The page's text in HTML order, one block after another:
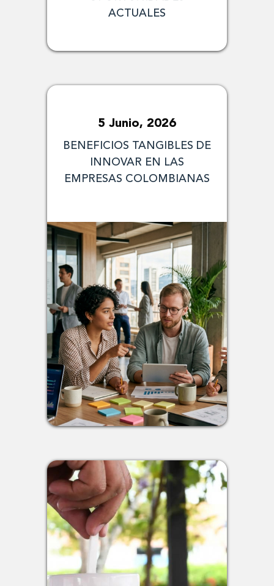
ACTUALES
5 Junio, 2026
BENEFICIOS TANGIBLES DE
INNOVAR EN LAS
EMPRESAS COLOMBIANAS